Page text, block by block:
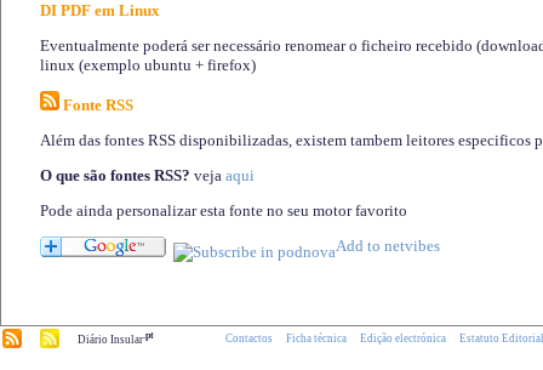
DI PDF em Linux
Eventualmente poderá ser necessário renomear o ficheiro recebido
linux (exemplo ubuntu + firefox)
Fonte RSS
Além das fontes RSS disponibilizadas, existem tambem leitores especificos
O que são fontes RSS? veja aqui
Pode ainda personalizar esta fonte no seu motor favorito
Diário Insular.pt Contactos Ficha técnica Edição electrónica Estatuto Editorial